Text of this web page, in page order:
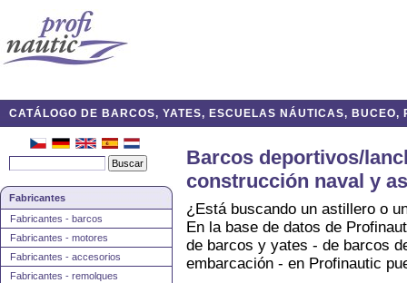
CATÁLOGO DE BARCOS, YATES, ESCUELAS NÁUTICAS, BUCEO,
Fabricantes
Fabricantes - barcos
Fabricantes - motores
Fabricantes - accesorios
Fabricantes - remolques
Barcos deportivos/
construcción naval y
¿Está buscando un astillero o
En la base de datos de
de barcos y yates - de barcos
embarcación - en Profinautic